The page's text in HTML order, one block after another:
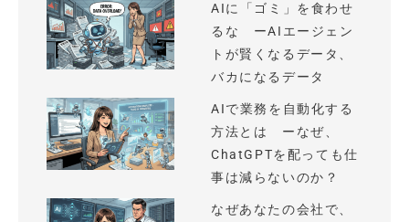
AIに「ゴミ」を食わせ
るな ーAIエージェン
トが賢くなるデータ、
バカになるデータ
AIで業務を自動化する
方法とは ーなぜ、
ChatGPTを配っても仕
事は減らないのか？
なぜあなたの会社で、